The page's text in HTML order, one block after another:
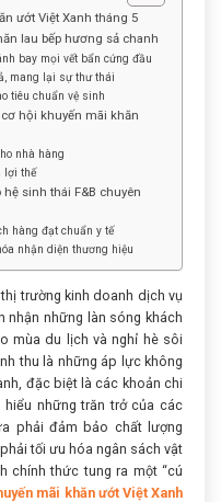
ướt Việt Xanh tháng 5
lau bếp hương sả chanh
bay mọi vết bẩn cứng đầu
mang lại sự thư thái
tiêu chuẩn vệ sinh
hội khuyến mãi khăn
nhà hàng
lợi thế
sinh thái F&B chuyên
hàng đạt chuẩn y tế
nhận diện thương hiệu
trường kinh doanh dịch vụ
nhận những làn sóng khách
mùa du lịch và nghỉ hè sôi
thu là những áp lực không
đặc biệt là các khoản chi
những trăn trở của các
phải đảm bảo chất lượng
tối ưu hóa ngân sách vật
chính thức tung ra một “cú
mãi khăn ướt Việt Xanh